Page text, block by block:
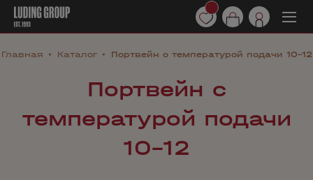
Главная Каталог Портвейн с температурой подачи 10-12
Портвейн с
температурой подачи
10-12